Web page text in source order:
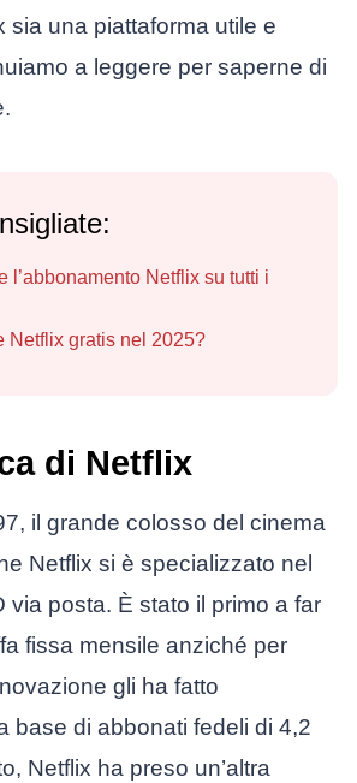
sia una piattaforma utile e
a leggere per saperne di
l’abbonamento Netflix su tutti i
Netflix gratis nel 2025?
di Netflix
il grande colosso del cinema
Netflix si è specializzato nel
via posta. È stato il primo a far
fissa mensile anziché per
gli ha fatto
base di abbonati fedeli di 4,2
Netflix ha preso un’altra